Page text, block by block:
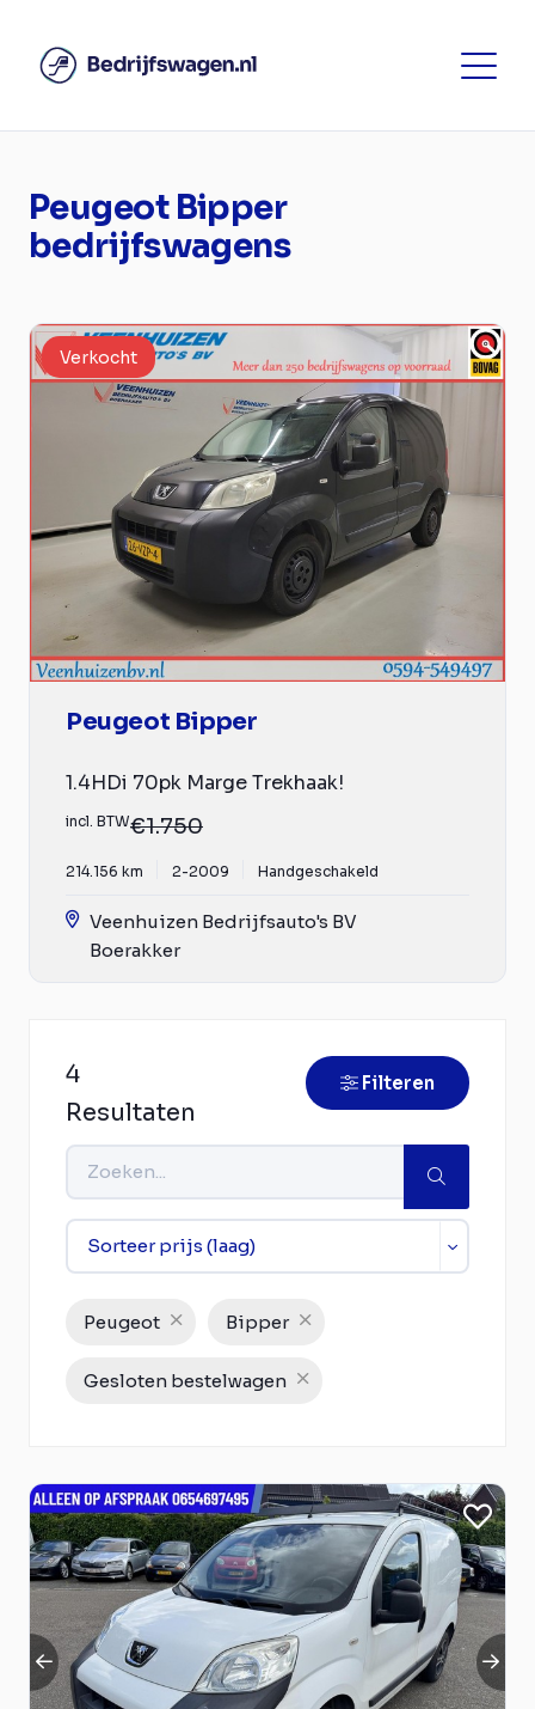
Peugeot Bipper
bedrijfswagens
Verkocht
Peugeot Bipper
1.4HDi 70pk Marge Trekhaak!
incl. BTW€1.750
214.156 km 2-2009 Handgeschakeld
Veenhuizen Bedrijfsauto's BV
Boerakker
4
Resultaten
Filteren
Peugeot Bipper
Gesloten bestelwagen